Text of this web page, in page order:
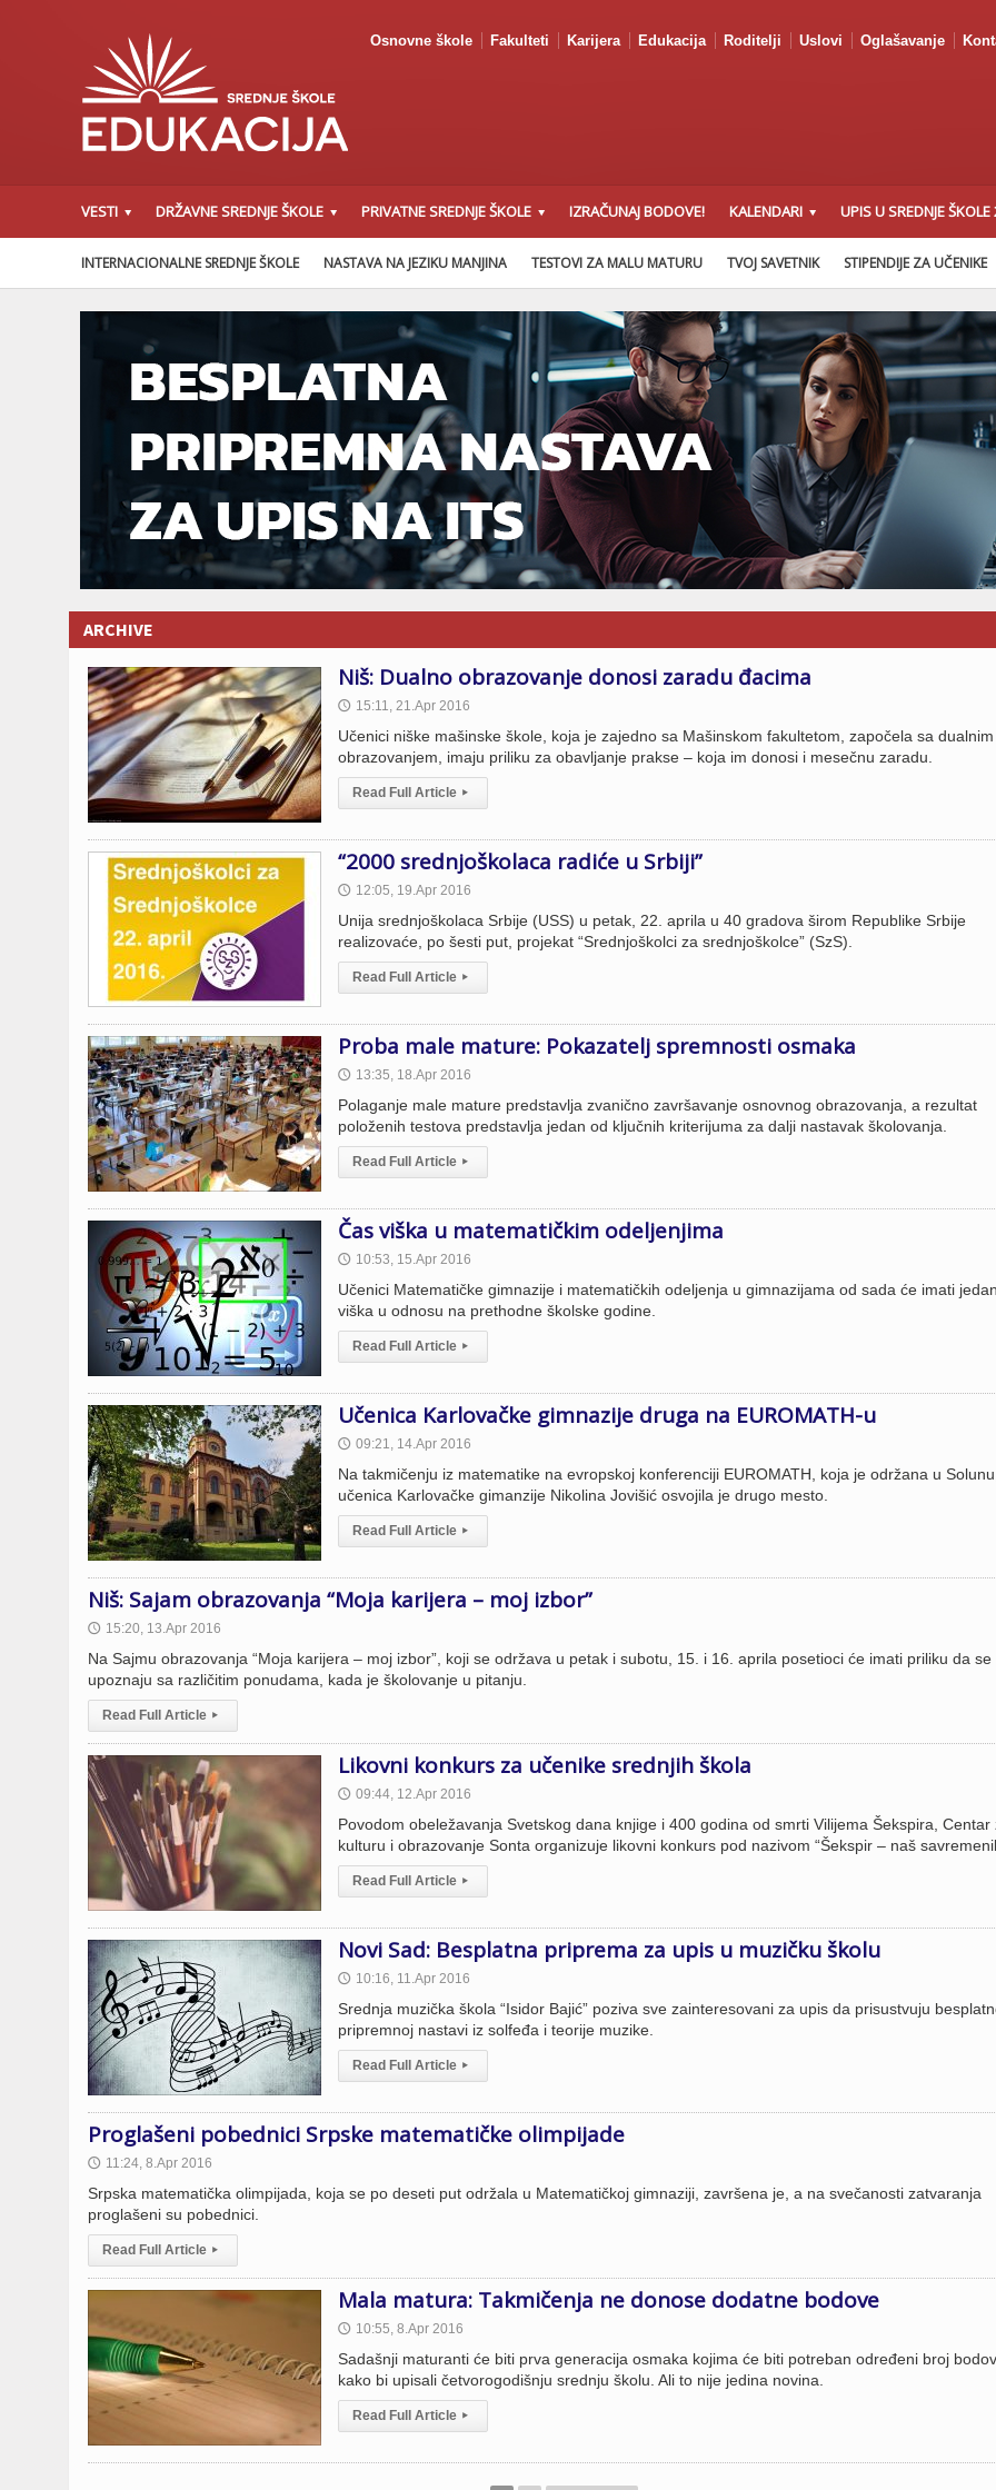
Osnovne škole Fakulteti Karijera Edukacija Roditelji Uslovi Oglašavanje
VESTI DRŽAVNE SREDNJE ŠKOLE PRIVATNE SREDNJE ŠKOLE IZRAČUNAJ BODOVE! KALENDARI UPIS U SREDNJE
INTERNACIONALNE SREDNJE ŠKOLE NASTAVA NA JEZIKU MANJINA TESTOVI ZA MALU MATURU TVOJ SAVETNIK STIPENDIJE ZA UČENIKE
ARCHIVE
Niš: Dualno obrazovanje donosi zaradu đacima
🕔 15:11, 21.Apr 2016
Učenici niške mašinske škole, koja je zajedno sa Mašinskom fakultetom, započela sa dualnim
obrazovanjem, imaju priliku za obavljanje prakse – koja im donosi i mesečnu zaradu.
Read Full Article ▸
“2000 srednjoškolaca radiće u Srbiji”
🕔 12:05, 19.Apr 2016
Unija srednjoškolaca Srbije (USS) u petak, 22. aprila u 40 gradova širom Republike Srbije
realizovaće, po šesti put, projekat “Srednjoškolci za srednjoškolce” (SzS).
Read Full Article ▸
Proba male mature: Pokazatelj spremnosti osmaka
🕔 13:35, 18.Apr 2016
Polaganje male mature predstavlja zvanično završavanje osnovnog obrazovanja, a rezultat
položenih testova predstavlja jedan od ključnih kriterijuma za dalji nastavak školovanja.
Read Full Article ▸
Čas viška u matematičkim odeljenjima
🕔 10:53, 15.Apr 2016
Učenici Matematičke gimnazije i matematičkih odeljenja u gimnazijama od sada će imati
viška u odnosu na prethodne školske godine.
Read Full Article ▸
Učenica Karlovačke gimnazije druga na EUROMATH-u
🕔 09:21, 14.Apr 2016
Na takmičenju iz matematike na evropskoj konferenciji EUROMATH, koja je održana u Solunu,
učenica Karlovačke gimanzije Nikolina Jovišić osvojila je drugo mesto.
Read Full Article ▸
Niš: Sajam obrazovanja “Moja karijera – moj izbor”
🕔 15:20, 13.Apr 2016
Na Sajmu obrazovanja “Moja karijera – moj izbor”, koji se održava u petak i subotu, 15. i 16. aprila posetioci će imati priliku da se
upoznaju sa različitim ponudama, kada je školovanje u pitanju.
Read Full Article ▸
Likovni konkurs za učenike srednjih škola
🕔 09:44, 12.Apr 2016
Povodom obeležavanja Svetskog dana knjige i 400 godina od smrti Vilijema Šekspira, Centar
kulturu i obrazovanje Sonta organizuje likovni konkurs pod nazivom “Šekspir – naš
Read Full Article ▸
Novi Sad: Besplatna priprema za upis u muzičku školu
🕔 10:16, 11.Apr 2016
Srednja muzička škola “Isidor Bajić” poziva sve zainteresovani za upis da prisustvuju
pripremnoj nastavi iz solfeđa i teorije muzike.
Read Full Article ▸
Proglašeni pobednici Srpske matematičke olimpijade
🕔 11:24, 8.Apr 2016
Srpska matematička olimpijada, koja se po deseti put održala u Matematičkoj gimnaziji, završena je, a na svečanosti zatvaranja
proglašeni su pobednici.
Read Full Article ▸
Mala matura: Takmičenja ne donose dodatne bodove
🕔 10:55, 8.Apr 2016
Sadašnji maturanti će biti prva generacija osmaka kojima će biti potreban određeni broj
kako bi upisali četvorogodišnju srednju školu. Ali to nije jedina novina.
Read Full Article ▸